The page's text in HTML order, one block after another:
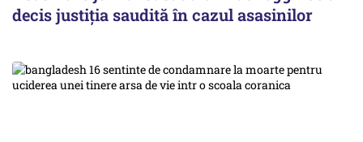
decis justiția saudită în cazul asasinilor